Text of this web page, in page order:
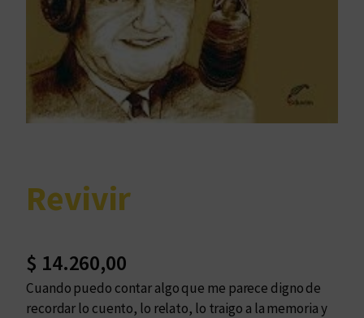
Revivir
$ 14.260,00
Cuando puedo contar algo que me parece digno de
recordar lo cuento, lo relato, lo traigo a la memoria y